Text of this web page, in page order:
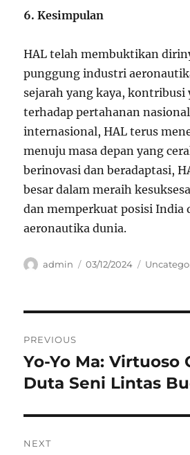
6. Kesimpulan
HAL telah membuktikan
punggung industri
sejarah yang kaya,
terhadap pertahanan
internasional, HAL terus
menuju masa depan yang
berinovasi dan beradaptasi,
besar dalam meraih
dan memperkuat posisi India
aeronautika dunia.
Author
admin
Posted
03/12/2024
pos
PREVIOUS
Previous
post:
Yo-Yo Ma: Virtuoso
Duta Seni Lintas
NEXT